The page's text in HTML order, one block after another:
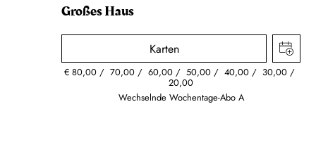
Großes Haus
Karten
€80,00 70,00 60,00 50,00 40,00 30,00
20,00
Wechselnde Wochentage-Abo A